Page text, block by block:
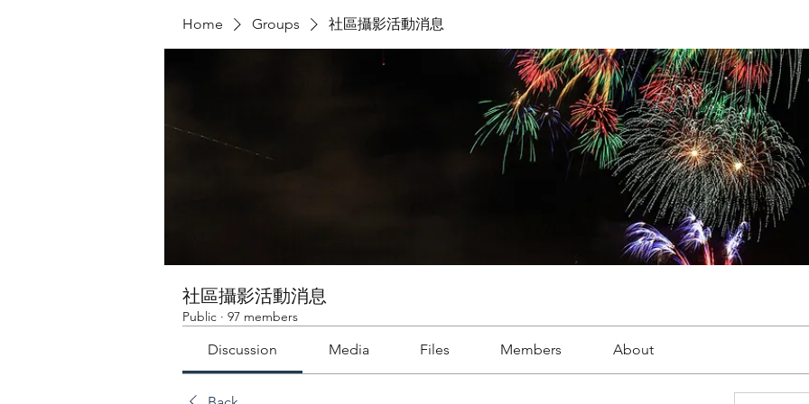
Home Groups 社區攝影活動消息
社區攝影活動消息
Public · 97 members
Discussion Media Files Members About